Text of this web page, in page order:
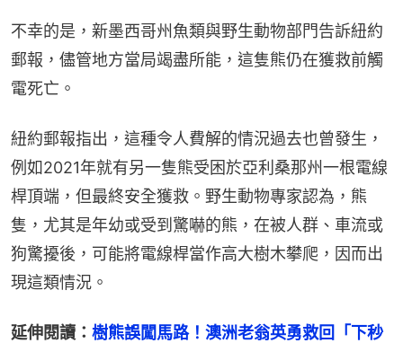
不幸的是，新墨西哥州魚類與野生動物部門告訴紐約
郵報，儘管地方當局竭盡所能，這隻熊仍在獲救前觸
電死亡。
紐約郵報指出，這種令人費解的情況過去也曾發生，
例如2021年就有另一隻熊受困於亞利桑那州一根電線
桿頂端，但最終安全獲救。野生動物專家認為，熊
隻，尤其是年幼或受到驚嚇的熊，在被人群、車流或
狗驚擾後，可能將電線桿當作高大樹木攀爬，因而出
現這類情況。
延伸閱讀： 樹熊誤闖馬路！澳洲老翁英勇救回「下秒